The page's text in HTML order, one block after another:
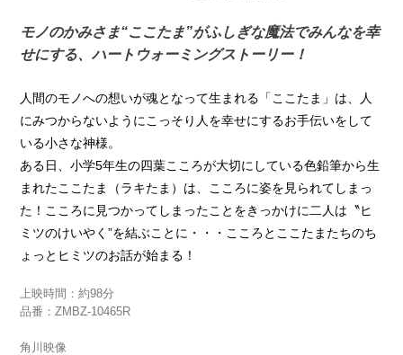
モノのかみさま“ここたま”がふしぎな魔法でみんなを幸
せにする、ハートウォーミングストーリー！
人間のモノへの想いが魂となって生まれる「ここたま」は、人
にみつからないようにこっそり人を幸せにするお手伝いをして
いる小さな神様。
ある日、小学5年生の四葉こころが大切にしている色鉛筆から生
まれたここたま（ラキたま）は、こころに姿を見られてしまっ
た！こころに見つかってしまったことをきっかけに二人は〝ヒ
ミツのけいやく”を結ぶことに・・・こころとここたまたちのち
ょっとヒミツのお話が始まる！
上映時間：約98分
品番：ZMBZ-10465R
角川映像